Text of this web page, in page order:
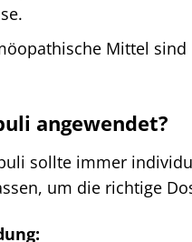
Mittel
angewendet?
sollte immer
um die richtige